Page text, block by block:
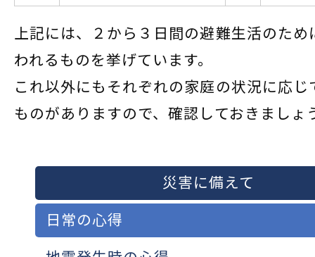
災害に備えて
日常の心得
上記には、２から３日間の避難生活のため
われるものを挙げています。
これ以外にもそれぞれの家庭の状況に応じ
ものがありますので、確認しておきましょ